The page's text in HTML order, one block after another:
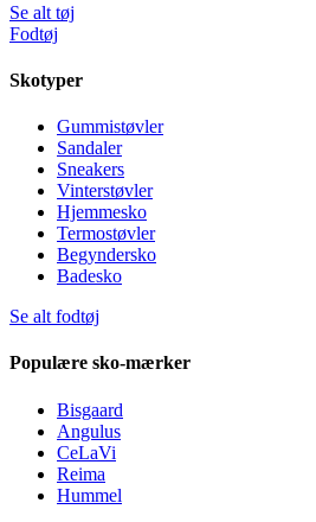
Se alt tøj
Fodtøj
Skotyper
Gummistøvler
Sandaler
Sneakers
Vinterstøvler
Hjemmesko
Termostøvler
Begyndersko
Badesko
Se alt fodtøj
Populære sko-mærker
Bisgaard
Angulus
CeLaVi
Reima
Hummel